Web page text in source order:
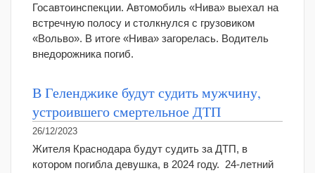
Госавтоинспекции. Автомобиль «Нива» выехал на
встречную полосу и столкнулся с грузовиком
«Вольво». В итоге «Нива» загорелась. Водитель
внедорожника погиб.
В Геленджике будут судить мужчину,
устроившего смертельное ДТП
26/12/2023
Жителя Краснодара будут судить за ДТП, в
котором погибла девушка, в 2024 году. 24-летний